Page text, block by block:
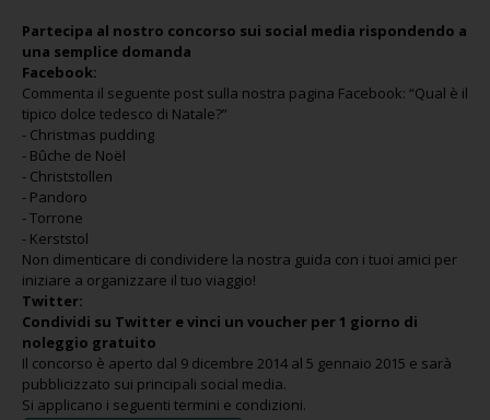
Partecipa al nostro concorso sui social media rispondendo a
una semplice domanda
Facebook:
Commenta il seguente post sulla nostra pagina Facebook: “Qual è il
tipico dolce tedesco di Natale?”
- Christmas pudding
- Bûche de Noël
- Christstollen
- Pandoro
- Torrone
- Kerststol
Non dimenticare di condividere la nostra guida con i tuoi amici per
iniziare a organizzare il tuo viaggio!
Twitter:
Condividi su Twitter e vinci un voucher per 1 giorno di
noleggio gratuito
Il concorso è aperto dal 9 dicembre 2014 al 5 gennaio 2015 e sarà
pubblicizzato sui principali social media.
Si applicano i seguenti termini e condizioni.